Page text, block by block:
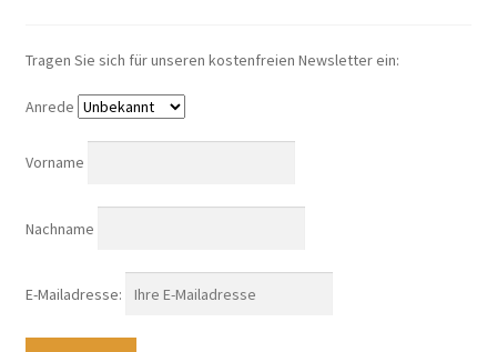
Tragen Sie sich für unseren kostenfreien Newsletter ein:
Anrede
Vorname
Nachname
E-Mailadresse: